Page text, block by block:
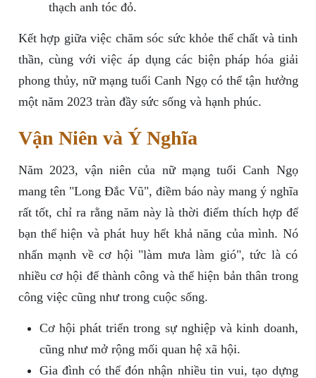
thạch anh tóc đỏ.
Kết hợp giữa việc chăm sóc sức khỏe thể chất và tinh
thần, cùng với việc áp dụng các biện pháp hóa giải
phong thủy, nữ mạng tuổi Canh Ngọ có thể tận hưởng
một năm 2023 tràn đầy sức sống và hạnh phúc.
Vận Niên và Ý Nghĩa
Năm 2023, vận niên của nữ mạng tuổi Canh Ngọ
mang tên "Long Đắc Vũ", điềm báo này mang ý nghĩa
rất tốt, chỉ ra rằng năm này là thời điểm thích hợp để
bạn thể hiện và phát huy hết khả năng của mình. Nó
nhấn mạnh về cơ hội "làm mưa làm gió", tức là có
nhiều cơ hội để thành công và thể hiện bản thân trong
công việc cũng như trong cuộc sống.
Cơ hội phát triển trong sự nghiệp và kinh doanh,
cũng như mở rộng mối quan hệ xã hội.
Gia đình có thể đón nhận nhiều tin vui, tạo dựng